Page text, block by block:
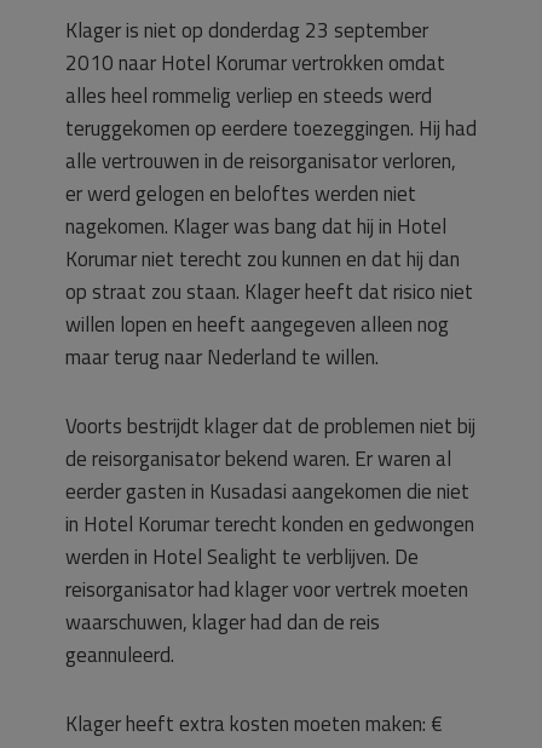
Klager is niet op donderdag 23 september
2010 naar Hotel Korumar vertrokken omdat
alles heel rommelig verliep en steeds werd
teruggekomen op eerdere toezeggingen. Hij had
alle vertrouwen in de reisorganisator verloren,
er werd gelogen en beloftes werden niet
nagekomen. Klager was bang dat hij in Hotel
Korumar niet terecht zou kunnen en dat hij dan
op straat zou staan. Klager heeft dat risico niet
willen lopen en heeft aangegeven alleen nog
maar terug naar Nederland te willen.
Voorts bestrijdt klager dat de problemen niet bij
de reisorganisator bekend waren. Er waren al
eerder gasten in Kusadasi aangekomen die niet
in Hotel Korumar terecht konden en gedwongen
werden in Hotel Sealight te verblijven. De
reisorganisator had klager voor vertrek moeten
waarschuwen, klager had dan de reis
geannuleerd.
Klager heeft extra kosten moeten maken: €